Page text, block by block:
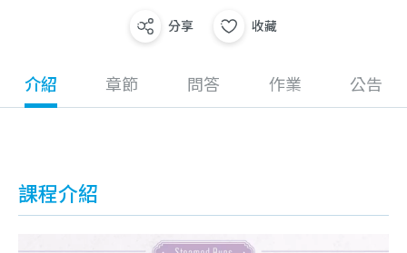
分享 收藏
介紹 章節 問答 作業 公告
課程介紹